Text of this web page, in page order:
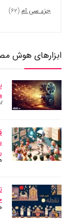
جزء سی ام (۶۲)
ابزارهای هوش